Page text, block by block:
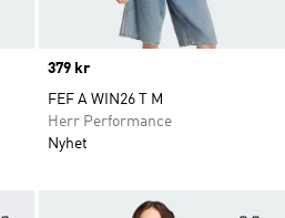
Price
379 kr
FEF A WIN26 T M
Herr Performance
Nyhet